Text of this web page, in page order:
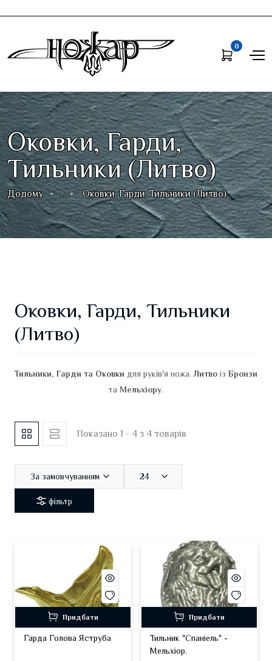
0
Оковки, Гарди,
Тильники (Литво)
Додому ... Оковки, Гарди, Тильники (Литво)
Оковки, Гарди, Тильники
(Литво)
Тильники, Гарди та Оковки для руків'я ножа. Литво із Бронзи
та Мельхіору.
Показано 1 - 4 з 4 товарів
За замовчуванням 24
фільтр
Придбати
Гарда Голова Яструба
Придбати
Тильник "Спаніель" -
Мельхіор.